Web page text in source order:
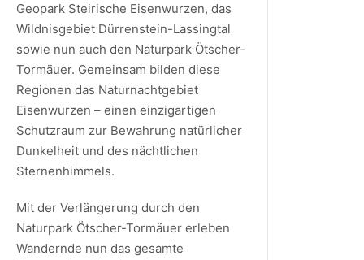
Geopark Steirische Eisenwurzen, das
Wildnisgebiet Dürrenstein-Lassingtal
sowie nun auch den Naturpark Ötscher-
Tormäuer. Gemeinsam bilden diese
Regionen das Naturnachtgebiet
Eisenwurzen – einen einzigartigen
Schutzraum zur Bewahrung natürlicher
Dunkelheit und des nächtlichen
Sternenhimmels.
Mit der Verlängerung durch den
Naturpark Ötscher-Tormäuer erleben
Wandernde nun das gesamte